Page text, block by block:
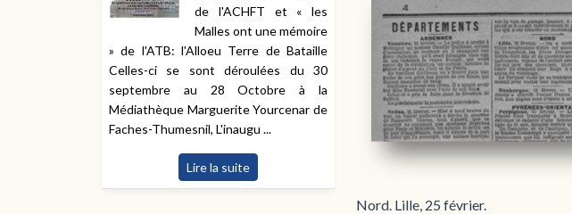
de l'ACHFT et « les
Malles ont une mémoire
» de l'ATB: l'Alloeu Terre de Bataille
Celles-ci se sont déroulées du 30
septembre au 28 Octobre à la
Médiathèque Marguerite Yourcenar de
Faches-Thumesnil, L'inaugu ...
Lire la suite
Nord. Lille, 25 février.